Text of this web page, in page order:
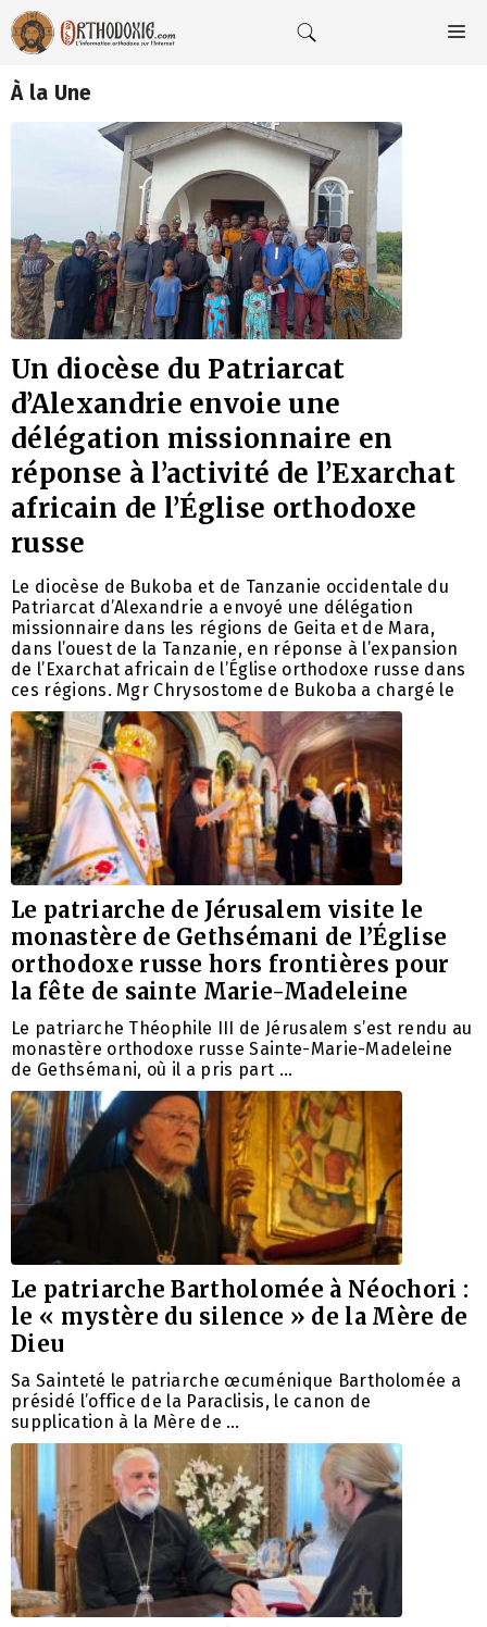
Aller
au
contenu
À la Une
Un diocèse du Patriarcat
d’Alexandrie envoie une
délégation missionnaire en
réponse à l’activité de l’Exarchat
africain de l’Église orthodoxe
russe
Le diocèse de Bukoba et de Tanzanie occidentale du
Patriarcat d’Alexandrie a envoyé une délégation
missionnaire dans les régions de Geita et de Mara,
dans l’ouest de la Tanzanie, en réponse à l’expansion
de l’Exarchat africain de l’Église orthodoxe russe dans
ces régions. Mgr Chrysostome de Bukoba a chargé le
Le patriarche de Jérusalem visite le
monastère de Gethsémani de l’Église
orthodoxe russe hors frontières pour
la fête de sainte Marie-Madeleine
Le patriarche Théophile III de Jérusalem s’est rendu au
monastère orthodoxe russe Sainte-Marie-Madeleine
de Gethsémani, où il a pris part …
Le patriarche Bartholomée à Néochori :
le « mystère du silence » de la Mère de
Dieu
Sa Sainteté le patriarche œcuménique Bartholomée a
présidé l’office de la Paraclisis, le canon de
supplication à la Mère de …